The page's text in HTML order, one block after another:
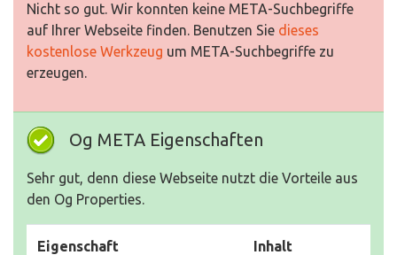
Nicht so gut. Wir konnten keine META-Suchbegriffe
auf Ihrer Webseite finden. Benutzen Sie dieses
kostenlose Werkzeug um META-Suchbegriffe zu
erzeugen.
Og META Eigenschaften
Sehr gut, denn diese Webseite nutzt die Vorteile aus
den Og Properties.
Eigenschaft Inhalt